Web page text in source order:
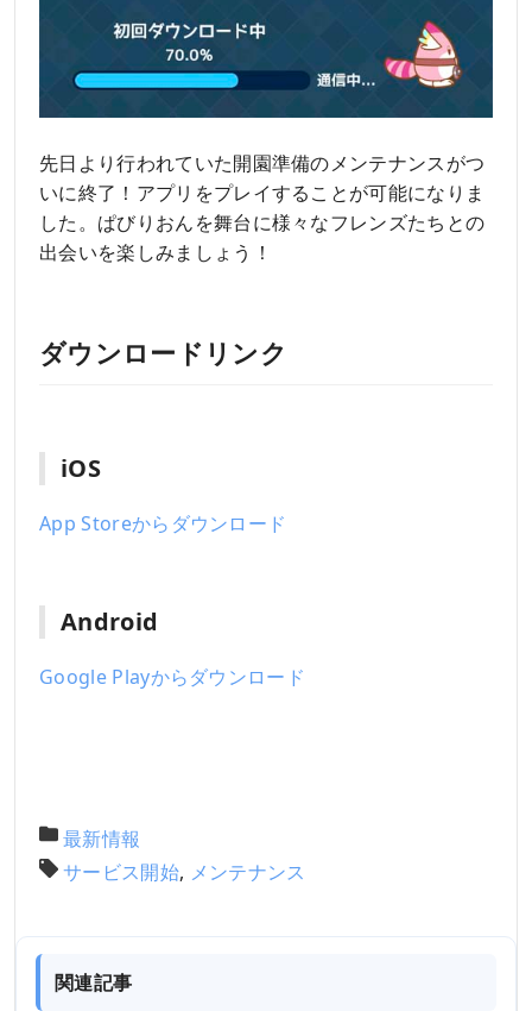
先日より行われていた開園準備のメンテナンスがつ
いに終了！アプリをプレイすることが可能になりま
した。ぱびりおんを舞台に様々なフレンズたちとの
出会いを楽しみましょう！
ダウンロードリンク
iOS
App Storeからダウンロード
Android
Google Playからダウンロード
最新情報
サービス開始, メンテナンス
関連記事